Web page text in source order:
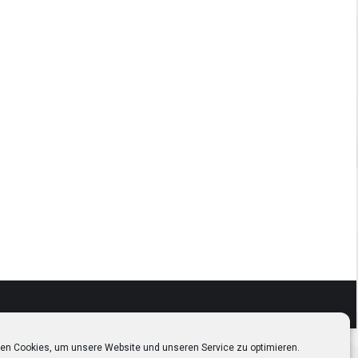
Cookies, um unsere Website und unseren Service zu optimieren.